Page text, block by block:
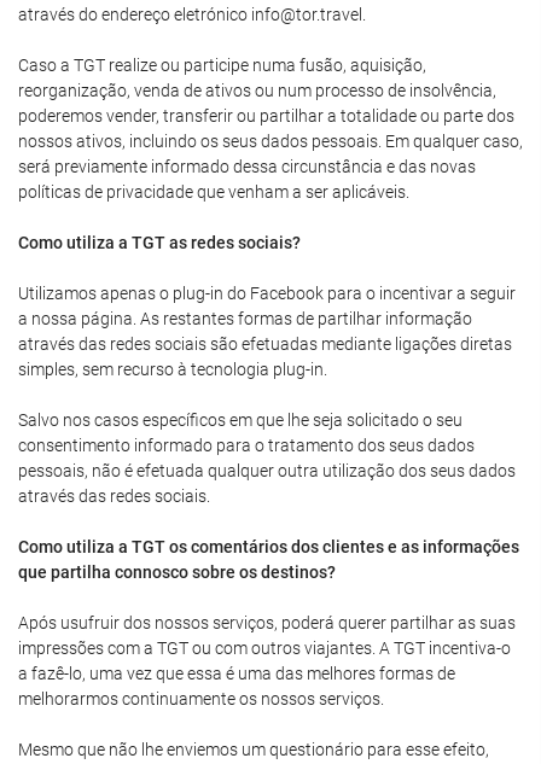
através do endereço eletrónico info@tor.travel.
Caso a TGT realize ou participe numa fusão, aquisição,
reorganização, venda de ativos ou num processo de insolvência,
poderemos vender, transferir ou partilhar a totalidade ou parte dos
nossos ativos, incluindo os seus dados pessoais. Em qualquer caso,
será previamente informado dessa circunstância e das novas
políticas de privacidade que venham a ser aplicáveis.
Como utiliza a TGT as redes sociais?
Utilizamos apenas o plug-in do Facebook para o incentivar a seguir
a nossa página. As restantes formas de partilhar informação
através das redes sociais são efetuadas mediante ligações diretas
simples, sem recurso à tecnologia plug-in.
Salvo nos casos específicos em que lhe seja solicitado o seu
consentimento informado para o tratamento dos seus dados
pessoais, não é efetuada qualquer outra utilização dos seus dados
através das redes sociais.
Como utiliza a TGT os comentários dos clientes e as informações
que partilha connosco sobre os destinos?
Após usufruir dos nossos serviços, poderá querer partilhar as suas
impressões com a TGT ou com outros viajantes. A TGT incentiva-o
a fazê-lo, uma vez que essa é uma das melhores formas de
melhorarmos continuamente os nossos serviços.
Mesmo que não lhe enviemos um questionário para esse efeito,